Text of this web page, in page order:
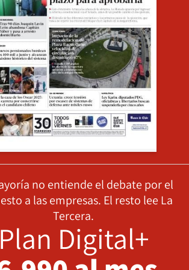
no entiende el debate por el
a las empresas. El resto lee La
Tercera.
Plan Digital+